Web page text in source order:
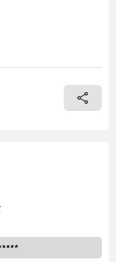
Lastschaltgetriebe mit